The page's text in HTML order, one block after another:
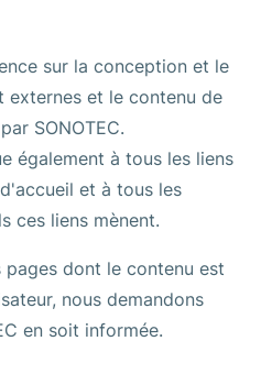
sur la conception et le
externes et le contenu de
SONOTEC.
également à tous les liens
et à tous les
ces liens mènent.
pages dont le contenu est
nous demandons
en soit informée.